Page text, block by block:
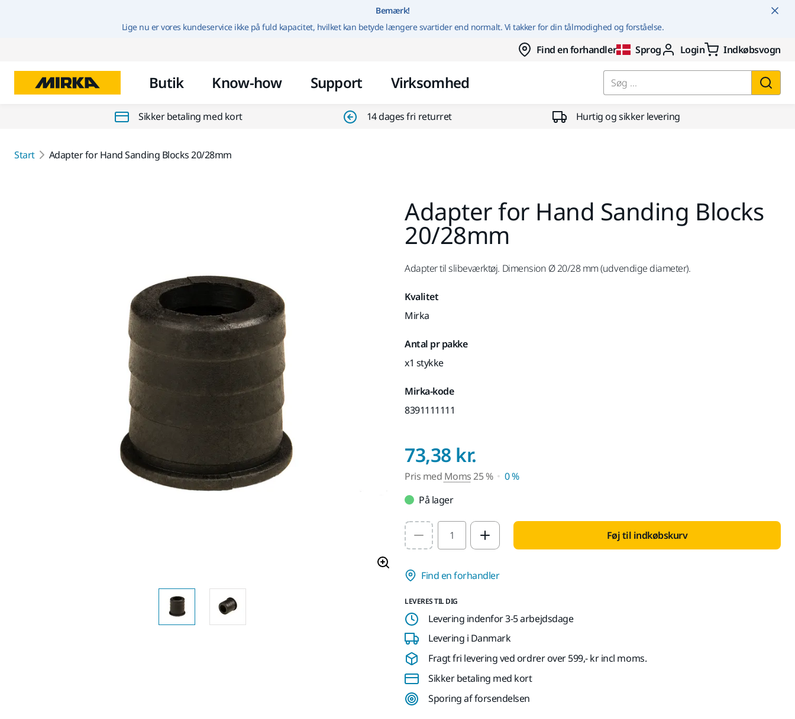
Gå til indhold
Bemærk!
Lige nu er vores kundeservice ikke på fuld kapacitet, hvilket kan betyde længere svartider end normalt. Vi takker for din tålmodighed og forståelse.
Find en forhandler Sprog Login Indkøbsvogn
Butik Know-how Support Virksomhed Søg ...
Sikker betaling med kort 14 dages fri returret Hurtig og sikker levering
Start Adapter for Hand Sanding Blocks 20/28mm
Adapter for Hand Sanding Blocks
20/28mm
Adapter til slibeværktøj. Dimension Ø 20/28 mm (udvendige diameter).
Kvalitet
Mirka
Antal pr pakke
x1 stykke
Mirka-kode
8391111111
73,38 kr.
Pris med Moms25 %
0 %
På lager
Select quantity value Føj til indkøbskurv
Find en forhandler
LEVERES TIL DIG
Levering indenfor 3-5 arbejdsdage
Levering i Danmark
Fragt fri levering ved ordrer over 599,- kr incl moms.
Sikker betaling med kort
Sporing af forsendelsen